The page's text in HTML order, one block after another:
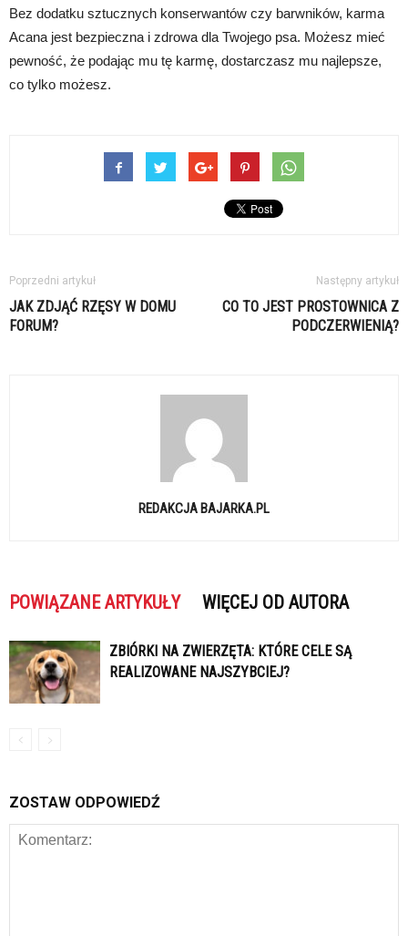
Bez dodatku sztucznych konserwantów czy barwników, karma
Acana jest bezpieczna i zdrowa dla Twojego psa. Możesz mieć
pewność, że podając mu tę karmę, dostarczasz mu najlepsze,
co tylko możesz.
Poprzedni artykuł
JAK ZDJĄĆ RZĘSY W DOMU
FORUM?
Następny artykuł
CO TO JEST PROSTOWNICA Z
PODCZERWIENIĄ?
REDAKCJA BAJARKA.PL
POWIĄZANE ARTYKUŁY WIĘCEJ OD AUTORA
ZBIÓRKI NA ZWIERZĘTA: KTÓRE CELE SĄ
REALIZOWANE NAJSZYBCIEJ?
ZOSTAW ODPOWIEDŹ